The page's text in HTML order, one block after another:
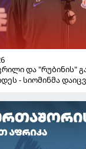
და "რუბინის"
- სიომინმა